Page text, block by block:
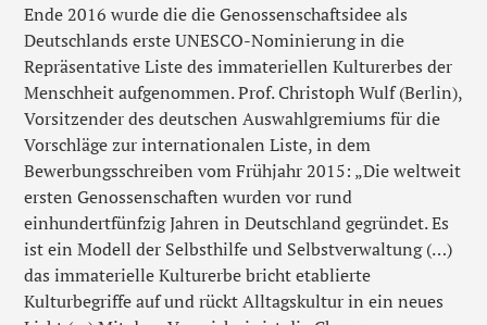
Ende 2016 wurde die die Genossenschaftsidee als
Deutschlands erste UNESCO-Nominierung in die
Repräsentative Liste des immateriellen Kulturerbes der
Menschheit aufgenommen. Prof. Christoph Wulf (Berlin),
Vorsitzender des deutschen Auswahlgremiums für die
Vorschläge zur internationalen Liste, in dem
Bewerbungsschreiben vom Frühjahr 2015: „Die weltweit
ersten Genossenschaften wurden vor rund
einhundertfünfzig Jahren in Deutschland gegründet. Es
ist ein Modell der Selbsthilfe und Selbstverwaltung (…)
das immaterielle Kulturerbe bricht etablierte
Kulturbegriffe auf und rückt Alltagskultur in ein neues